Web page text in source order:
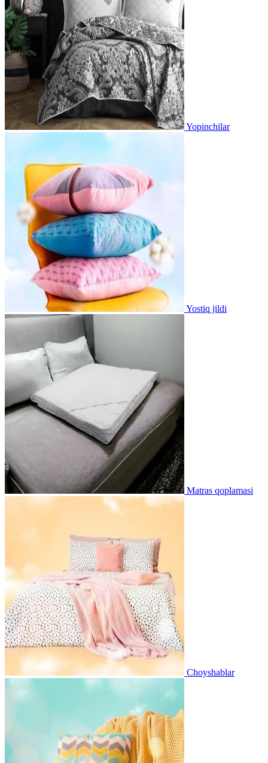
Yopinchilar
Yostiq jildi
Matras qoplamasi
Choyshablar